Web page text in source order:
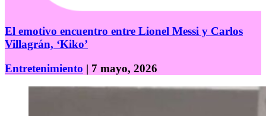
El emotivo encuentro entre Lionel Messi y Carlos
Villagrán, ‘Kiko’
Entretenimiento | 7 mayo, 2026